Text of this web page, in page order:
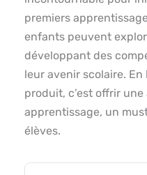
premiers
enfants peuvent
développant des
leur avenir scolaire.
produit, c’est offrir
apprentissage, un
élèves.